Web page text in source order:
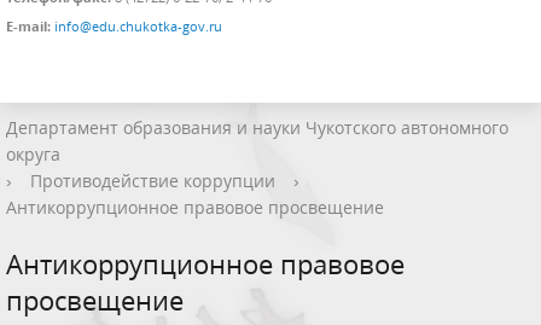
E-mail: info@edu.chukotka-gov.ru
Департамент образования и науки Чукотского автономного
округа
›
Противодействие коррупции
›
Антикоррупционное правовое просвещение
Антикоррупционное правовое
просвещение